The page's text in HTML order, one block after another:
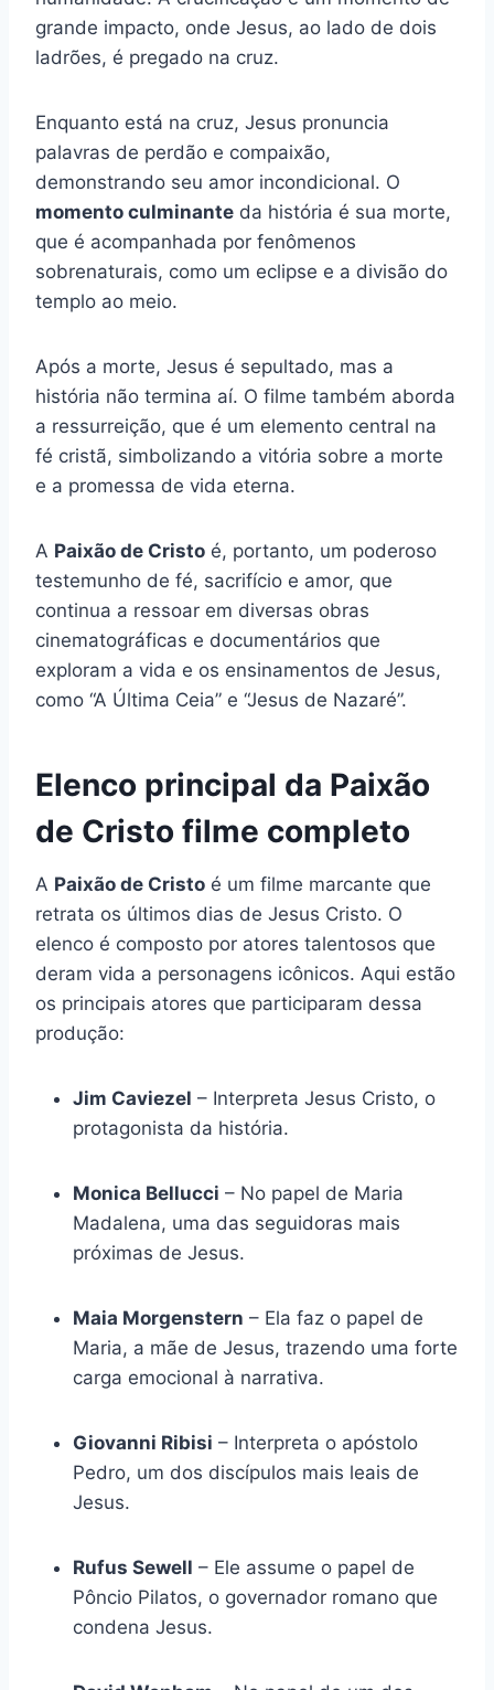
grande impacto, onde Jesus, ao lado de dois
ladrões, é pregado na cruz.
Enquanto está na cruz, Jesus pronuncia
palavras de perdão e compaixão,
demonstrando seu amor incondicional. O
momento culminante da história é sua morte,
que é acompanhada por fenômenos
sobrenaturais, como um eclipse e a divisão do
templo ao meio.
Após a morte, Jesus é sepultado, mas a
história não termina aí. O filme também aborda
a ressurreição, que é um elemento central na
fé cristã, simbolizando a vitória sobre a morte
e a promessa de vida eterna.
A Paixão de Cristo é, portanto, um poderoso
testemunho de fé, sacrifício e amor, que
continua a ressoar em diversas obras
cinematográficas e documentários que
exploram a vida e os ensinamentos de Jesus,
como “A Última Ceia” e “Jesus de Nazaré”.
Elenco principal da Paixão
de Cristo filme completo
A Paixão de Cristo é um filme marcante que
retrata os últimos dias de Jesus Cristo. O
elenco é composto por atores talentosos que
deram vida a personagens icônicos. Aqui estão
os principais atores que participaram dessa
produção:
Jim Caviezel – Interpreta Jesus Cristo, o
protagonista da história.
Monica Bellucci – No papel de Maria
Madalena, uma das seguidoras mais
próximas de Jesus.
Maia Morgenstern – Ela faz o papel de
Maria, a mãe de Jesus, trazendo uma forte
carga emocional à narrativa.
Giovanni Ribisi – Interpreta o apóstolo
Pedro, um dos discípulos mais leais de
Jesus.
Rufus Sewell – Ele assume o papel de
Pôncio Pilatos, o governador romano que
condena Jesus.